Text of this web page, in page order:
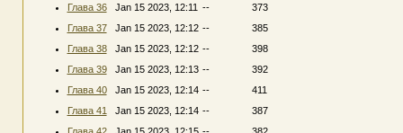
Глава 36
Jan 15 2023, 12:11 --
373
Глава 37
Jan 15 2023, 12:12 --
385
Глава 38
Jan 15 2023, 12:12 --
398
Глава 39
Jan 15 2023, 12:13 --
392
Глава 40
Jan 15 2023, 12:14 --
411
Глава 41
Jan 15 2023, 12:14 --
387